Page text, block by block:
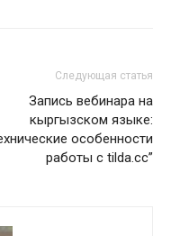
Следующая статья
Запись вебинара на
кыргызском языке:
особенности
работы с tilda.cc”